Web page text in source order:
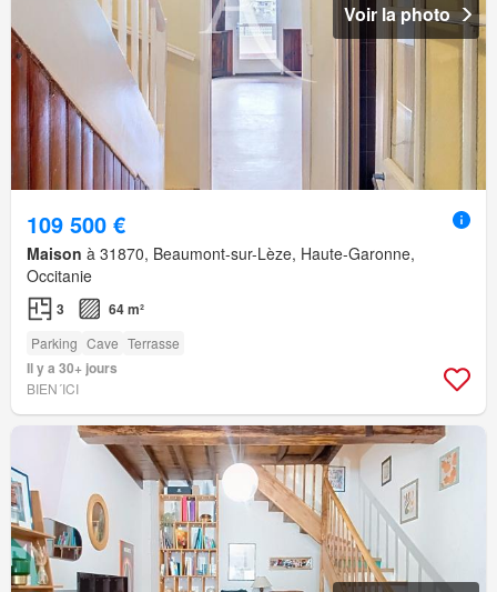
Voir la photo
109 500 €
Maison à 31870, Beaumont-sur-Lèze, Haute-Garonne,
Occitanie
3 64 m²
Parking Cave Terrasse
Il y a 30+ jours
BIEN´ICI